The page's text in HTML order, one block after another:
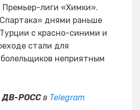
Премьер-лиги «Химки».
днями раньше
с красно-синими и
стали для
неприятным
ДВ-РОССв Telegram